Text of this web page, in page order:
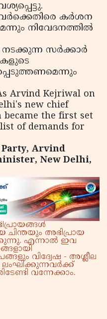
കര്‍ശന
നിവേദനത്തില്‍
നടക്കുന്ന സര്‍ക്കാര്‍
Arvind Kejriwal on
new chief
the first set
of demands for
Party, Arvind
New Delhi,
ചിന്തയും അഭിപ്രായ
എന്നാൽ ഇവ
വിദ്വേഷ - അശ്ലീല
ലംഘിക്കുന്നവർക്ക്
വന്നേക്കാം.